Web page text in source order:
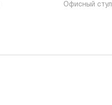
Офисный стул